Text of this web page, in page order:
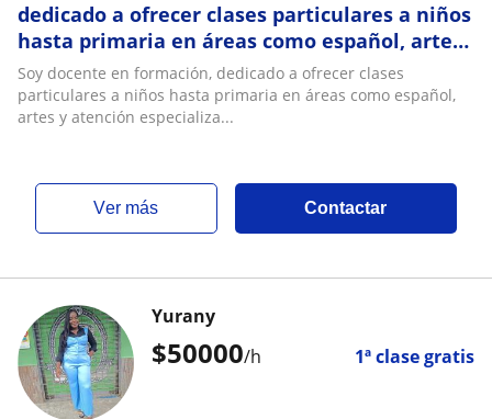
dedicado a ofrecer clases particulares a niños
hasta primaria en áreas como español, artes
y atención a niños con discapacidad
Soy docente en formación, dedicado a ofrecer clases
particulares a niños hasta primaria en áreas como español,
artes y atención especializa...
ver más Contactar
$50000/h 1ª clase gratis
Yurany